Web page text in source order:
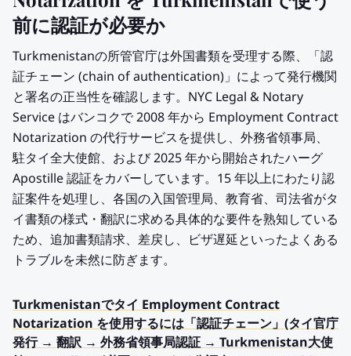
前に認証が必要か
Turkmenistanの所管官庁は外国書類を受理する際、「認
証チェーン (chain of authentication)」によって発行機関
と署名の正当性を確認します。NYC Legal & Notary
Service はバンコクで 2008 年から Employment Contract
Notarization の代行サービスを提供し、外務省領事局、
駐タイ全大使館、および 2025 年から開始されたハーグ
Apostille 認証をカバーしています。15 年以上にわたり認
証案件を処理し、各国の入国管理局、教育省、司法省がタ
イ書類の様式・翻訳に求める具体的な要件を熟知している
ため、追加書類請求、差戻し、ビザ遅延といったよくある
トラブルを未然に防ぎます。
Turkmenistanでタイ Employment Contract
Notarization を使用するには「認証チェーン」(タイ官庁
発行 → 翻訳 → 外務省領事局認証 → Turkmenistan大使